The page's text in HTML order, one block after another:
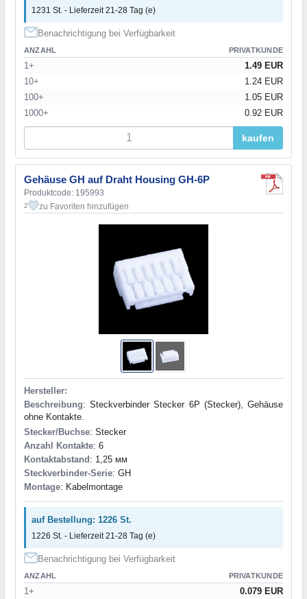
1231 St. - Lieferzeit 21-28 Tag (e)
Benachrichtigung bei Verfügbarkeit
ANZAHL PRIVATKUNDE
1+
1.49 EUR
10+
1.24 EUR
100+
1.05 EUR
1000+
0.92 EUR
kaufen
Gehäuse GH auf Draht Housing GH-6P
Produktcode: 195993
2 zu Favoriten hinzufügen
Hersteller:
Beschreibung: Steckverbinder Stecker 6P (Stecker), Gehäuse
ohne Kontakte.
Stecker/Buchse: Stecker
Anzahl Kontakte: 6
Kontaktabstand : 1,25 мм
Steckverbinder-Serie: GH
Montage: Kabelmontage
auf Bestellung: 1226 St.
1226 St. - Lieferzeit 21-28 Tag (e)
Benachrichtigung bei Verfügbarkeit
ANZAHL PRIVATKUNDE
1+
0.079 EUR